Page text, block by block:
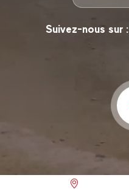
Suivez-nous sur :